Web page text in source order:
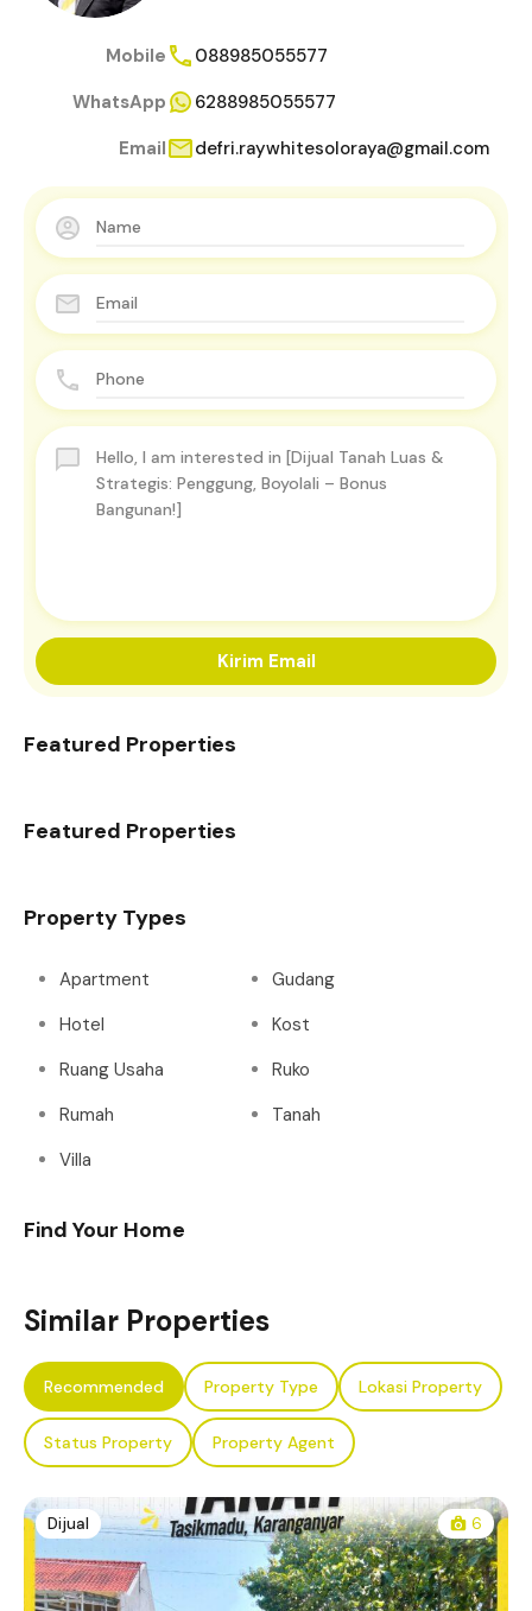
Mobile
088985055577
WhatsApp
6288985055577
Email
defri.raywhitesoloraya@gmail.com
Kirim Email
Featured Properties
Featured Properties
Property Types
Apartment
Gudang
Hotel
Kost
Ruang Usaha
Ruko
Rumah
Tanah
Villa
Find Your Home
Similar Properties
Recommended Property Type Lokasi Property
Status Property Property Agent
Dijual 6